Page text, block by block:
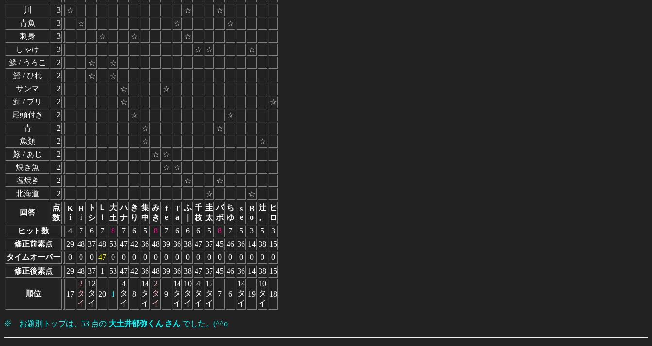
川
3 ☆ ☆
☆
青魚
3 ☆ ☆
☆
刺身
3 ☆ ☆
☆
しゃけ
3 ☆ ☆
☆
鱗 / うろこ
2 ☆
☆
鰭 / ひれ
2 ☆
☆
サンマ
2 ☆
☆
鰤 / ブリ
2 ☆
☆
尾頭付き
2 ☆
☆
青
2 ☆
☆
魚類
2 ☆
☆
鯵 / あじ
2 ☆ ☆
焼き魚
2 ☆ ☆
塩焼き
2 ☆
☆
北海道
2 ☆ ☆
回答
点
数
K
i
H
i
ト
シ
Ｌ
Ｉ
大
土
ハ
ナ
き
り
集
中
み
き
f
e
T
a
ふ 千
枝
圭
太
バ
ボ
ち
ゆ
s
e
B
o
辻
。
ヒ
ロ
ヒット数
4 7 6 7 8 7 6 5 8 7 6 6 6 5 8 7 5 3 5
3
修正前素点
29 48 37 48 53 47 42 36 48 39 36 38 47 37 45 46 36 14 38 15
タイムオーバー
0 0 0 47 0 0 0 0 0 0 0 0 0 0 0 0 0 0 0
0
修正後素点
29 48 37 1 53 47 42 36 48 39 36 38 47 37 45 46 36 14 38 15
順位 17
2
タ
イ
12
タ
イ
20 1
4
タ
イ
8
14
タ
イ
2
タ
イ
9
14
タ
イ
10
タ
イ
4
タ
イ
12
タ
イ
7 6
14
タ
イ
19
10
タ
イ
18
※ お題別トップは、53 点の 大土井郁弥くん さん でした。(^^o